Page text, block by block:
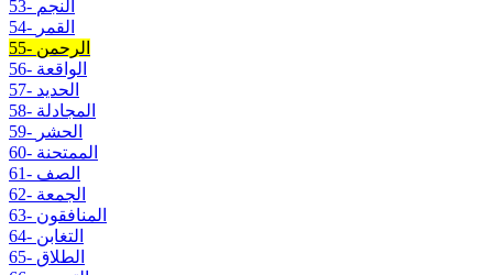
53- النجم
54- القمر
55- الرحمن
56- الواقعة
57- الحديد
58- المجادلة
59- الحشر
60- الممتحنة
61- الصف
62- الجمعة
63- المنافقون
64- التغابن
65- الطلاق